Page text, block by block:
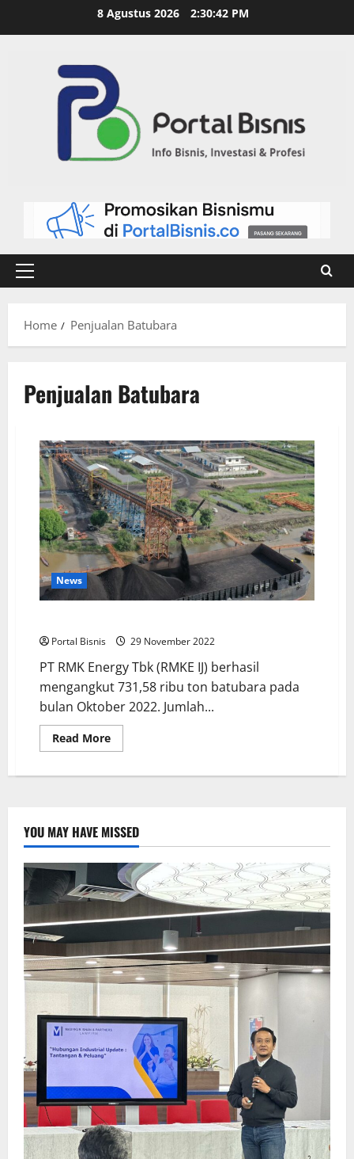
8 Agustus 2026 2:30:42 PM
Home Penjualan Batubara
Penjualan Batubara
News
Portal Bisnis 29 November 2022
PT RMK Energy Tbk (RMKE IJ) berhasil
mengangkut 731,58 ribu ton batubara pada
bulan Oktober 2022. Jumlah...
Read More
YOU MAY HAVE MISSED